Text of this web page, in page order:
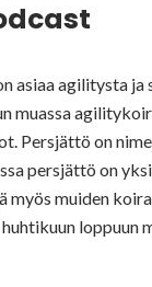
asiaa agilitysta ja
muassa
Persjättö on
persjättö on
myös muiden
loppuun